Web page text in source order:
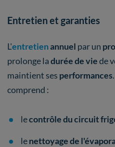
Entretien et garanties
L'entretienannuel par un
prolonge ladurée de viede
maintient ses performances
comprend :
lecontrôle du circuit
lenettoyage de